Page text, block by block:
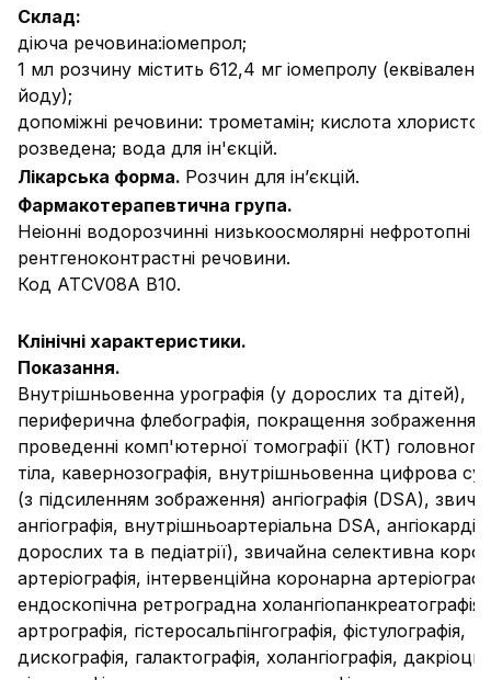
Склад:
діюча речовина:іомепрол;
1 мл розчину містить 612,4 мг іомепролу
йоду);
допоміжні речовини: трометамін; кислота
розведена; вода для ін'єкцій.
Лікарська форма. Розчин для ін’єкцій.
Фармакотерапевтична група.
Неіонні водорозчинні низькоосмолярні нефротопні
рентгеноконтрастні речовини.
Код АТСV08A B10.
Клінічні характеристики.
Показання.
Внутрішньовенна урографія (у дорослих та дітей),
периферична флебографія, покращення зображення
проведенні комп'ютерної томографії (КТ)
тіла, кавернозографія, внутрішньовенна цифрова
(з підсиленням зображення) ангіографія (DSA),
ангіографія, внутрішньоартеріальна DSA,
дорослих та в педіатрії), звичайна селективна
артеріографія, інтервенційна коронарна
ендоскопічна ретроградна холангіопанкреатографія
артрографія, гістеросальпінгографія, фістулографія,
дискографія, галактографія, холангіографія,